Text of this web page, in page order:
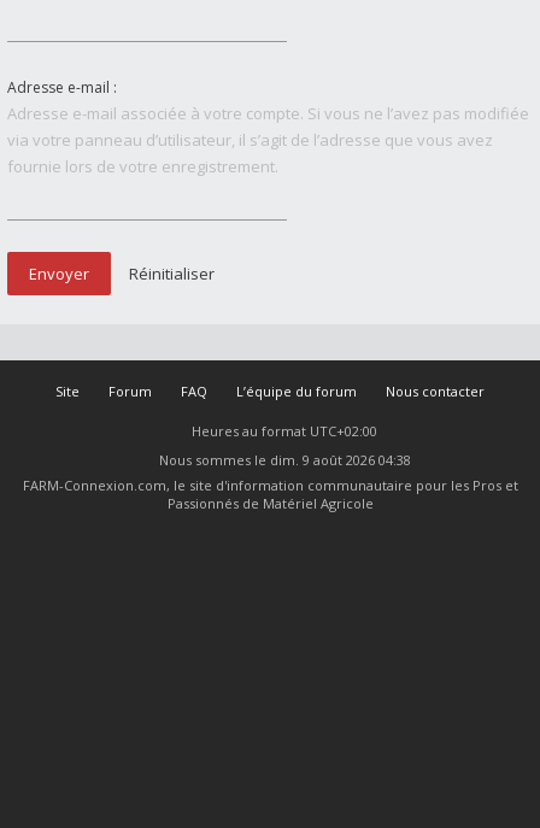
Adresse e-mail :
Adresse e-mail associée à votre compte. Si vous ne l’avez pas modifiée
via votre panneau d’utilisateur, il s’agit de l’adresse que vous avez
fournie lors de votre enregistrement.
Site Forum FAQ L’équipe du forum Nous contacter
Heures au format UTC+02:00
Nous sommes le dim. 9 août 2026 04:38
FARM-Connexion.com, le site d'information communautaire pour les Pros et
Passionnés de Matériel Agricole